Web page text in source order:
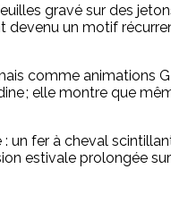
gravé sur des
devenu un motif
comme animations
; elle montre que
un fer à cheval
estivale prolongée